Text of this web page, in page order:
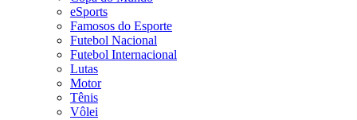
eSports
Famosos do Esporte
Futebol Nacional
Futebol Internacional
Lutas
Motor
Tênis
Vôlei